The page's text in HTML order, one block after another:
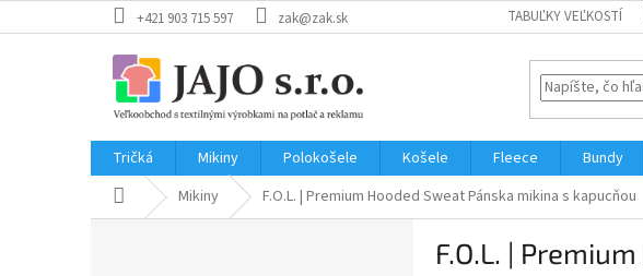
na
+421 903 715 597 zak@zak.sk TABUĽKY VEĽKOSTÍ
Tričká Mikiny Polokošele Košele Fleece Bundy
DomovMikiny F.O.L. | Premium Hooded SweatPánska mikina s kapucňou
F.O.L. |